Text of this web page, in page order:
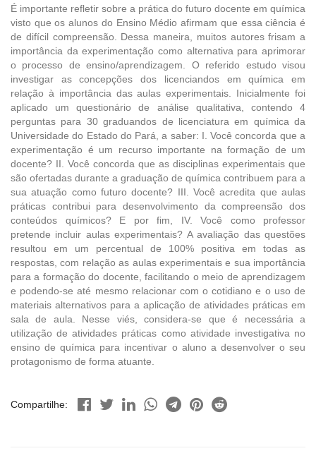
É importante refletir sobre a prática do futuro docente em química
visto que os alunos do Ensino Médio afirmam que essa ciência é
de difícil compreensão. Dessa maneira, muitos autores frisam a
importância da experimentação como alternativa para aprimorar
o processo de ensino/aprendizagem. O referido estudo visou
investigar as concepções dos licenciandos em química em
relação à importância das aulas experimentais. Inicialmente foi
aplicado um questionário de análise qualitativa, contendo 4
perguntas para 30 graduandos de licenciatura em química da
Universidade do Estado do Pará, a saber: I. Você concorda que a
experimentação é um recurso importante na formação de um
docente? II. Você concorda que as disciplinas experimentais que
são ofertadas durante a graduação de química contribuem para a
sua atuação como futuro docente? III. Você acredita que aulas
práticas contribui para desenvolvimento da compreensão dos
conteúdos químicos? E por fim, IV. Você como professor
pretende incluir aulas experimentais? A avaliação das questões
resultou em um percentual de 100% positiva em todas as
respostas, com relação as aulas experimentais e sua importância
para a formação do docente, facilitando o meio de aprendizagem
e podendo-se até mesmo relacionar com o cotidiano e o uso de
materiais alternativos para a aplicação de atividades práticas em
sala de aula. Nesse viés, considera-se que é necessária a
utilização de atividades práticas como atividade investigativa no
ensino de química para incentivar o aluno a desenvolver o seu
protagonismo de forma atuante.
Compartilhe: